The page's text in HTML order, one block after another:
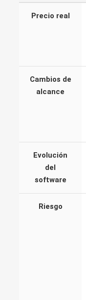
Precio real
Cambios de
alcance
Evolución
del
software
Riesgo